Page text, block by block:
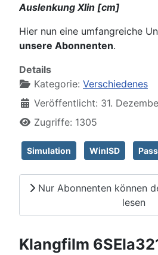
Auslenkung Xlin [cm]
Hier nun eine umfangreiche
unsere Abonnenten.
Details
Kategorie: Verschiedenes
Veröffentlicht: 31.
Zugriffe: 1305
Simulation WinISD
Nur Abonnenten können
lesen
Klangfilm